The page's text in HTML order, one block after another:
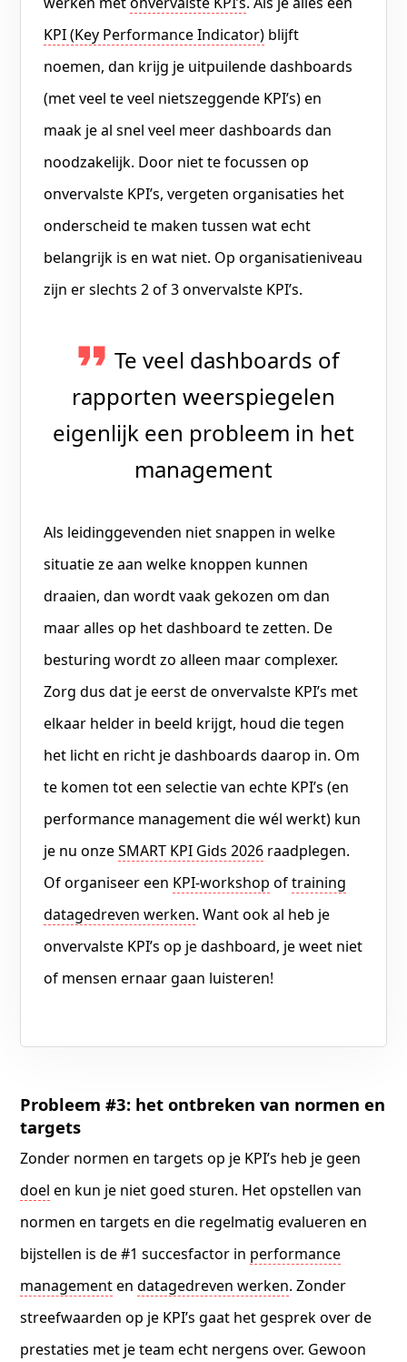
KPI (Key Performance Indicator) blijft
noemen, dan krijg je uitpuilende dashboards
(met veel te veel nietszeggende KPI’s) en
maak je al snel veel meer dashboards dan
noodzakelijk. Door niet te focussen op
onvervalste KPI’s, vergeten organisaties het
onderscheid te maken tussen wat echt
belangrijk is en wat niet. Op organisatieniveau
zijn er slechts 2 of 3 onvervalste KPI’s.
Te veel dashboards of
rapporten weerspiegelen
eigenlijk een probleem in het
management
Als leidinggevenden niet snappen in welke
situatie ze aan welke knoppen kunnen
draaien, dan wordt vaak gekozen om dan
maar alles op het dashboard te zetten. De
besturing wordt zo alleen maar complexer.
Zorg dus dat je eerst de onvervalste KPI’s met
elkaar helder in beeld krijgt, houd die tegen
het licht en richt je dashboards daarop in. Om
te komen tot een selectie van echte KPI’s (en
performance management die wél werkt) kun
je nu onzeSMART KPI Gids 2026 raadplegen.
Of organiseer een KPI-workshop oftraining
datagedreven werken. Want ook al heb je
onvervalste KPI’s op je dashboard, je weet niet
of mensen ernaar gaan luisteren!
Probleem #3: het ontbreken van normen en
targets
Zonder normen en targets op je KPI’s heb je geen
doel en kun je niet goed sturen. Het opstellen van
normen en targets en die regelmatig evalueren en
bijstellen is de #1 succesfactor in performance
managementendatagedreven werken. Zonder
streefwaarden op je KPI’s gaat het gesprek over de
prestaties met je team echt nergens over. Gewoon